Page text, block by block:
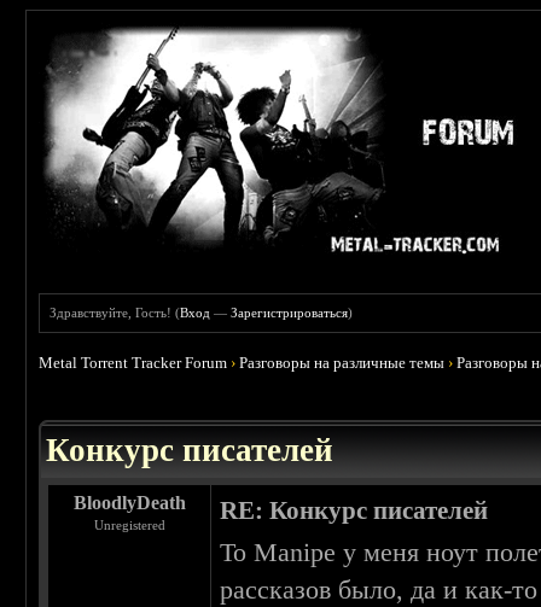
Здравствуйте, Гость! (Вход —Зарегистрироваться)
Metal Torrent Tracker Forum ›Разговоры на различные темы ›Разговоры
Конкурс писателей
BloodlyDeath
Unregistered
RE: Конкурс писателей
To Manipe у меня ноут
рассказов было, да и как-